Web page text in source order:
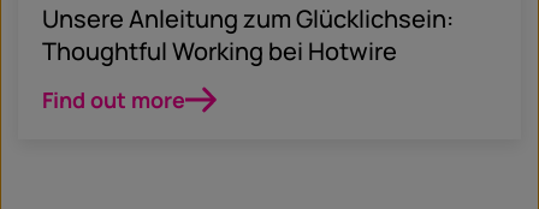
Unsere Anleitung zum Glücklichsein:
Thoughtful Working bei Hotwire
Find out more